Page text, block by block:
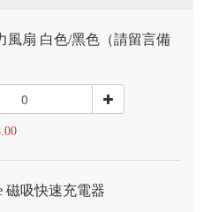
風扇 白色/黑色（請留言備
磁吸快速充電器